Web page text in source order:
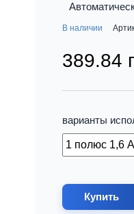
В наличии
389.84
варианты
Купить